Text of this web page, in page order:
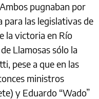
pugnaban por
para las legislativas de
la victoria en Río
Llamosas sólo la
pese a que en las
ministros
y Eduardo “Wado”